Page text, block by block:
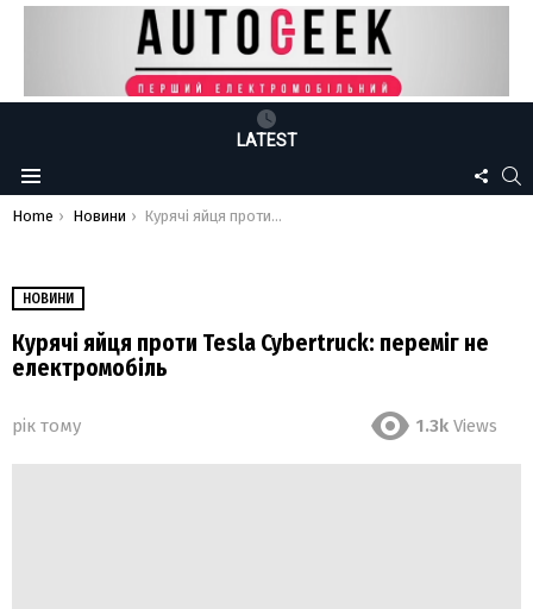
LATEST
Menu
US
You are here:
Home Новини Курячі яйця проти Tesla Cybertruck: переміг не електромобіль
НОВИНИ
Курячі яйця проти Tesla Cybertruck: переміг не
електромобіль
рік тому 1.3k Views